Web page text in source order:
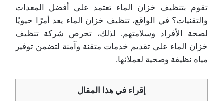
تقوم بتنظيف خزان الماء تعتمد على أفضل المعدات
والتقنيات؟ في الواقع، تنظيف خزان الماء يعد أمرًا حيويًا
لصحة الأفراد وسلامتهم. لذلك، تحرص شركة تنظيف
خزان الماء على تقديم خدمات متقنة وآمنة لتضمن توفير
مياه نظيفة وصحية لعملائها.
إقراء في هذا المقال